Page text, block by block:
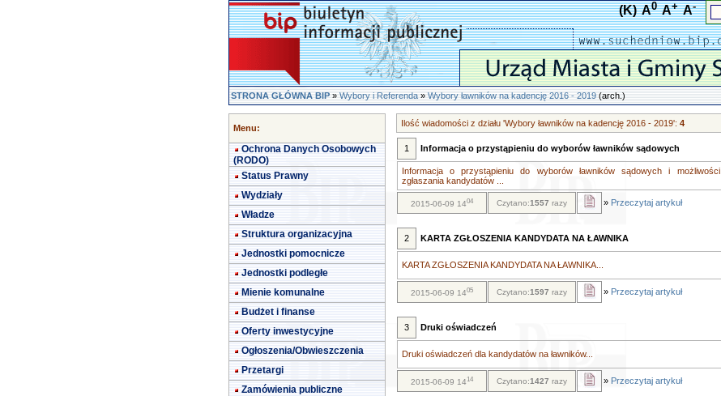
(K) A0 A+ A-
STRONA GŁÓWNA BIP»Wybory i Referenda»Wybory ławników na kadencję 2016 - 2019(arch.)
Menu:
Ochrona Danych Osobowych
(RODO)
Status Prawny
Wydziały
Władze
Struktura organizacyjna
Jednostki pomocnicze
Jednostki podległe
Mienie komunalne
Budżet i finanse
Oferty inwestycyjne
Ogłoszenia/Obwieszczenia
Przetargi
Zamówienia publiczne
Ilość wiadomości z działu 'Wybory ławników na kadencję 2016 - 2019': 4
1 Informacja o przystąpieniu do wyborów ławników sądowych
Informacja o przystąpieniu do wyborów ławników sądowych i możliwości
zgłaszania kandydatów ...
2015-06-09 1404 Czytano:1557 razy » Przeczytaj artykuł
2 KARTA ZGŁOSZENIA KANDYDATA NA ŁAWNIKA
KARTA ZGŁOSZENIA KANDYDATA NA ŁAWNIKA...
2015-06-09 1405 Czytano:1597 razy » Przeczytaj artykuł
3 Druki oświadczeń
Druki oświadczeń dla kandydatów na ławników...
2015-06-09 1414 Czytano:1427 razy » Przeczytaj artykuł